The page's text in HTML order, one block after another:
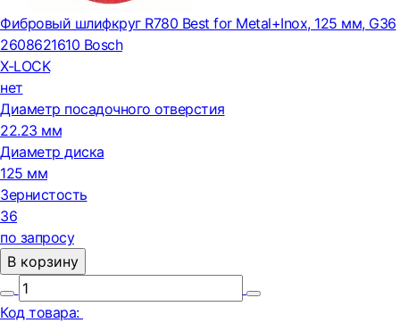
Фибровый шлифкруг R780 Best for Metal+Inox, 125 мм, G36
2608621610 Bosch
X-LOCK
нет
Диаметр посадочного отверстия
22.23 мм
Диаметр диска
125 мм
Зернистость
36
по запросу
В корзину
Код товара: